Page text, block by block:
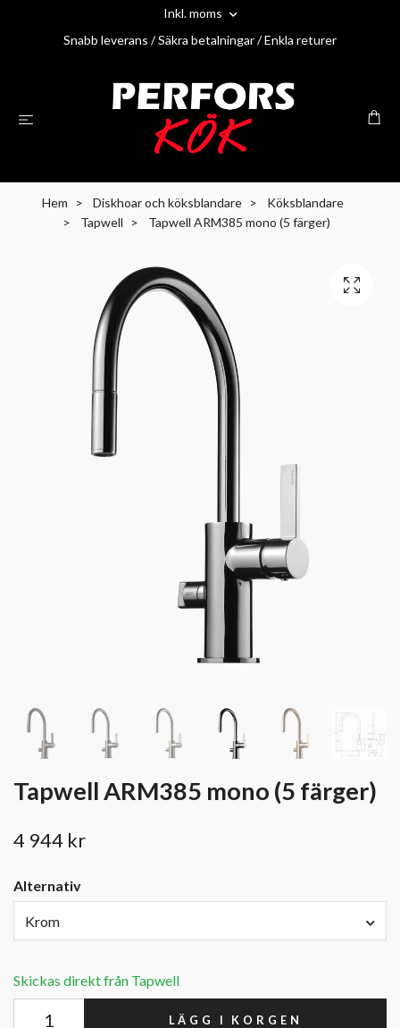
Inkl. moms
Snabb leverans / Säkra betalningar / Enkla returer
Hem Diskhoar och köksblandare
Köksblandare
Tapwell
Tapwell ARM385 mono (5 färger)
Tapwell ARM385 mono (5 färger)
4 944 kr
Alternativ
Krom
Skickas direkt från Tapwell
LÄGG I KORGEN